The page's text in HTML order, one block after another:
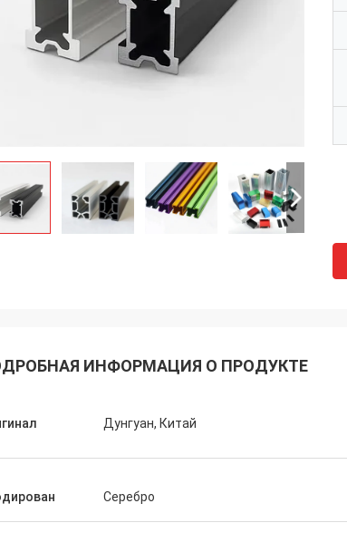
продукты и обслуживание
ИНФОРМАЦИЯ О ПРОДУКТЕ
Дунгуан, Китай
Серебро